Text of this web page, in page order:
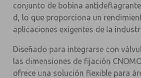
conjunto de bobina
d, lo que proporciona un
aplicaciones exigentes de la
Diseñado para integrarse con
las dimensiones de fijación
ofrece una solución flexible para